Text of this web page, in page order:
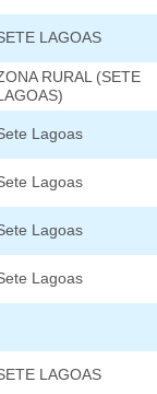
LAGOAS
RURAL (SETE
Lagoas
Lagoas
Lagoas
Lagoas
LAGOAS